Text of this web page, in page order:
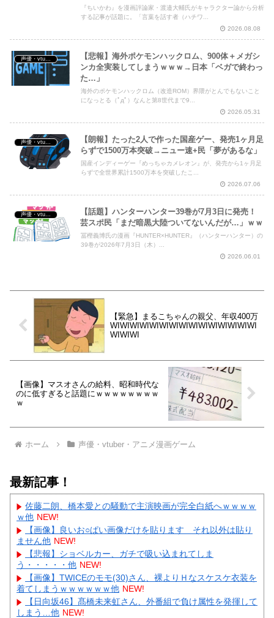
『ちいかわ』を漫画評論家・渡邉大輔氏がキャラクター論から分析
する記事が話題に。「言葉を話す者（ハチワ...
2026.08.08
声優・vtuber・アニメ漫画ゲーム
【悲報】海外ポケモンハックロム、900体＋メガシ
ンカ全実装してしまうｗｗｗ→日本「ベガで終わっ
た…」
海外のポケモンハックロム（改造ROM）界隈がとんでもないこと
になっとる（ﾟдﾟ）なんと第8世代まで9...
2026.05.31
【朗報】たった2人で作った国産ゲー、発売1ヶ月足
らずで1500万本突破→ニュー速+民「夢があるな」
国産インディーゲー『めっちゃカメレオン』が、発売から1ヶ月足
らずで全世界累計1500万本を突破したこ...
2026.07.06
【話題】ハンターハンター39巻が7月3日に発売！
芸スポ民「まだ暗黒大陸ついてないんだが…」ｗｗ
冨樫義博氏の漫画『HUNTER×HUNTER』（ハンターハンター）の
39巻が2026年7月3日（木）...
2026.06.01
【緊急】まるこちゃんの親父、年収400万
WIWIWIWIWIWIWIWIWIWIWIWIWIWIWI
WIWIWI
【画像】マスオさんの給料、昭和時代な
のに低すぎると話題にｗｗｗｗｗｗｗｗ
ｗ
ホーム 声優・vtuber・アニメ漫画ゲーム
最新記事！
佐藤二朗、橋本愛との騒動で主演映画が完全白紙へｗｗｗｗ
ｗ他 NEW!
【画像】良いお○ぱい画像だけを貼ります それ以外は貼り
ません他 NEW!
【悲報】ショベルカー、ガチで吸い込まれてしま
う・・・・・他 NEW!
【画像】TWICEのモモ(30)さん、裸よりＨなスケスケ衣装を
着てしまうｗｗｗｗｗｗ他 NEW!
【日向坂46】髙橋未来虹さん、外番組で負け属性を発揮して
しまう…他 NEW!